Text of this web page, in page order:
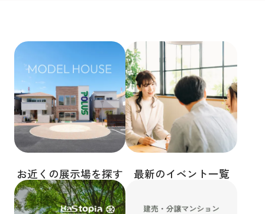
お近くの展示場を探す 最新のイベント一覧